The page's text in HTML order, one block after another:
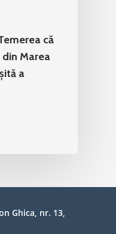
că
Marea
a
Ghica, nr. 13,